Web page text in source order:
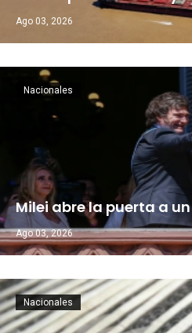
Ago 03, 2026
Milei abre la puerta a
Ago 03, 2026
Nacionales
Nacionales